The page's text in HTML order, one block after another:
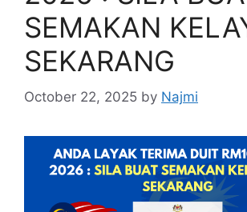
SEMAKAN
SEKARANG
October 22, 2025 by Najmi